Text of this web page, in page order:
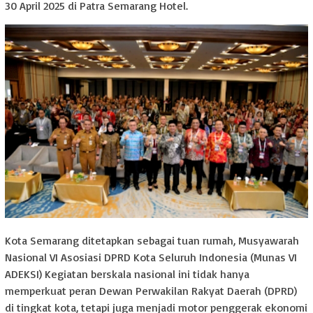
30 April 2025 di Patra Semarang Hotel.
Kota Semarang ditetapkan sebagai tuan rumah, Musyawarah
Nasional VI Asosiasi DPRD Kota Seluruh Indonesia (Munas VI
ADEKSI) Kegiatan berskala nasional ini tidak hanya
memperkuat peran Dewan Perwakilan Rakyat Daerah (DPRD)
di tingkat kota, tetapi juga menjadi motor penggerak ekonomi